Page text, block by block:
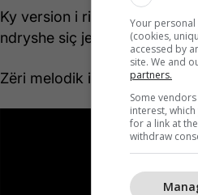
Ky version i ri i “Pash dy
ndryshe siç jemi mësuar ta
Zëri melodik i Vesës i dha
Your
(cookies,
accessed by
site. We and
partners.
Some
interest,
for a link at
withdraw